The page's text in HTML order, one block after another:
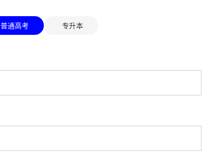
普通高考 专升本